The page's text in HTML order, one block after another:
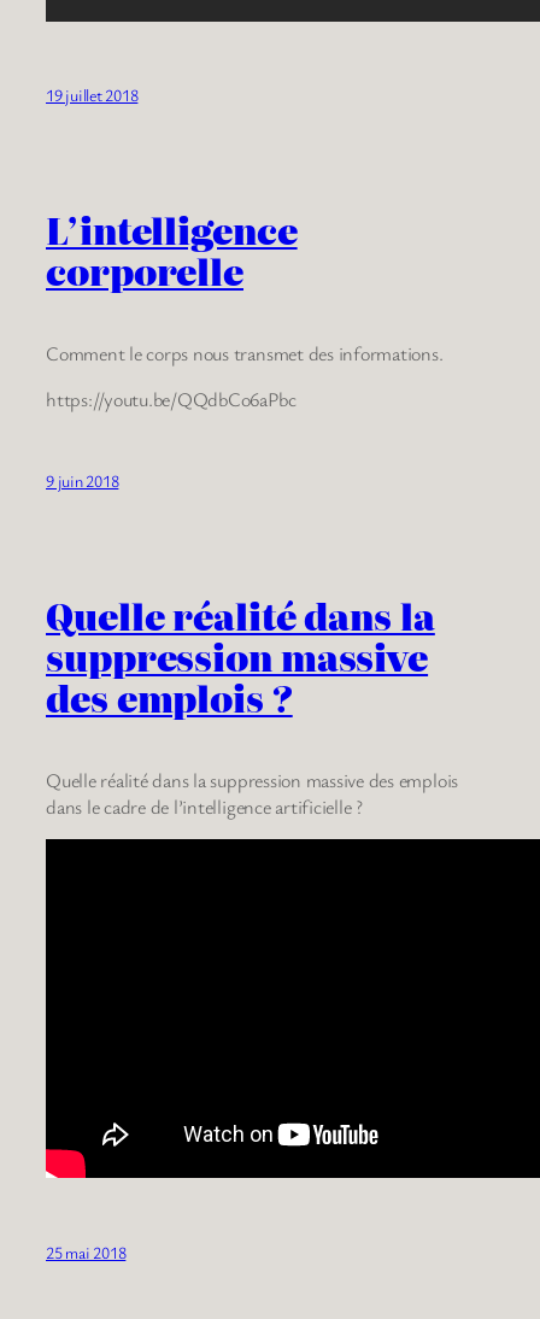
19 juillet 2018
L’intelligence
corporelle
Comment le corps nous transmet des informations.
https://youtu.be/QQdbCo6aPbc
9 juin 2018
Quelle réalité dans la
suppression massive
des emplois ?
Quelle réalité dans la suppression massive des emplois
dans le cadre de l’intelligence artificielle ?
25 mai 2018